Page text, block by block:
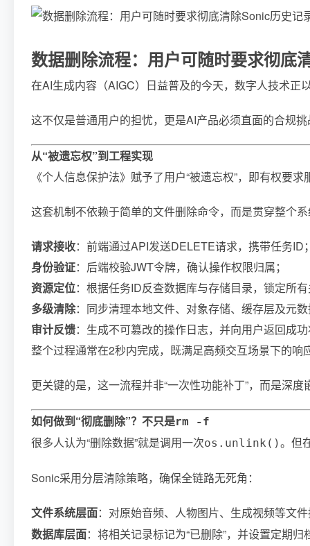
数据删除流程：用户可随时要求彻底
在AI生成内容（AIGC）日益普及的今天，数字人技术
这不仅是普通用户的担忧，更是AI产品必须直面的合规
从“被遗忘权”到工程实现
《个人信息保护法》赋予了用户“被遗忘权”，即有权要
这套机制不依赖于简单的文件删除命令，而是贯穿整个
请求接收：前端通过API发送DELETE请求，携带任务ID
身份验证：后端校验JWT令牌，确认操作权限归属；
资源定位：根据任务ID反查数据库与存储目录，锁定所
多级清除：同步清理本地文件、对象存储、缓存层及元
审计反馈：生成不可篡改的操作日志，并向用户返回成
整个过程通常在2秒内完成，既满足高频交互场景下的
更关键的是，这一流程并非“一次性功能补丁”，而是深
如何做到“彻底删除”？不只是rm -f
很多人认为“删除数据”就是调用一次os.unlink()。但
Sonic采用分层清除策略，确保全链路无死角：
文件系统层面：对原始音频、人物图片、生成视频等文
数据库层面：将相关记录标记为“已删除”，并设置定期